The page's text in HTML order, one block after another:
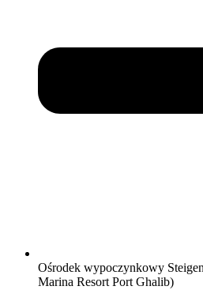
Ośrodek wypoczynkowy
Marina Resort Port Ghalib)